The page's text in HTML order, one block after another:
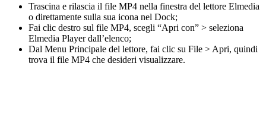
Trascina e rilascia il file MP4 nella finestra del lettore Elmedia
o direttamente sulla sua icona nel Dock;
Fai clic destro sul file MP4, scegli “Apri con” > seleziona
Elmedia Player dall’elenco;
Dal Menu Principale del lettore, fai clic su File > Apri, quindi
trova il file MP4 che desideri visualizzare.